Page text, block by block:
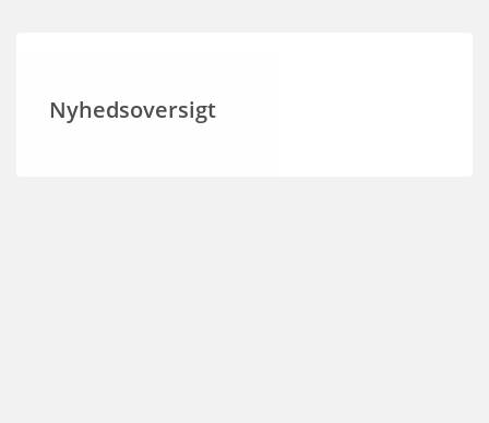
Nyhedsoversigt